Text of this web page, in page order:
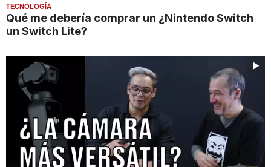
TECNOLOGÍA
Qué me debería comprar un ¿Nintendo Switch
un Switch Lite?